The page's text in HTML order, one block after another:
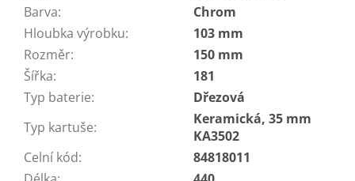
Barva:
Chrom
Hloubka výrobku:
103 mm
Rozměr:
150 mm
Šířka:
181
Typ baterie:
Dřezová
Typ kartuše:
Keramická, 35 mm
KA3502
Celní kód:
84818011